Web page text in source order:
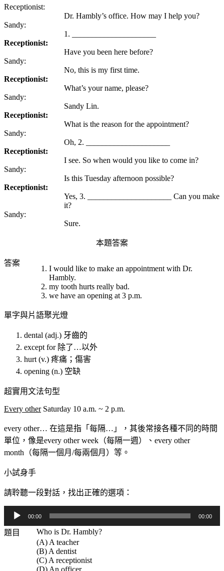
播
器
Receptionist:
Dr. Hambly’s office. How may I help you?
Sandy:
1.
Receptionist:
Have you been here before?
Sandy:
No, this is my first time.
Receptionist:
What’s your name, please?
Sandy:
Sandy Lin.
Receptionist:
What is the reason for the appointment?
Sandy:
Oh, 2.
Receptionist:
I see. So when would you like to come in?
Sandy:
Is this Tuesday afternoon possible?
Receptionist:
Yes, 3. _____________________ Can you make
it?
Sandy:
Sure.
本題答案
答案
I would like to make an appointment with Dr.
Hambly.
my tooth hurts really bad.
we have an opening at 3 p.m.
單字與片語聚光燈
dental (adj.) 牙齒的
except for 除了…以外
hurt (v.) 疼痛；傷害
opening (n.) 空缺
超實用文法句型
Every otherSaturday 10 a.m. ~ 2 p.m.
every other… 在這是指「每隔…」，其後常接各種不同的時間
單位，像是every other week（每隔一週）、every other
month（每隔一個月/每兩個月）等。
小試身手
請聆聽一段對話，找出正確的選項：
訊
播
00:00 00:00
題目
Who is Dr. Hambly?
(A) A teacher
(B) A dentist
(C) A receptionist
(D) An officer